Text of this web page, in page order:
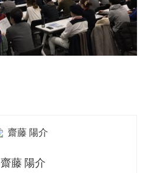
齋藤 陽介